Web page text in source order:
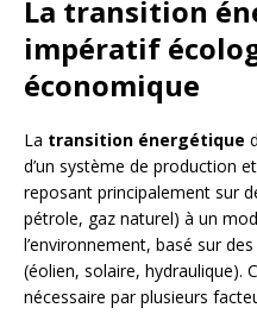
La transition
impératif
économique
La transition énergétique
d’un système de production
reposant principalement sur
pétrole, gaz naturel) à un
l’environnement, basé sur
(éolien, solaire, hydraulique).
nécessaire par plusieurs